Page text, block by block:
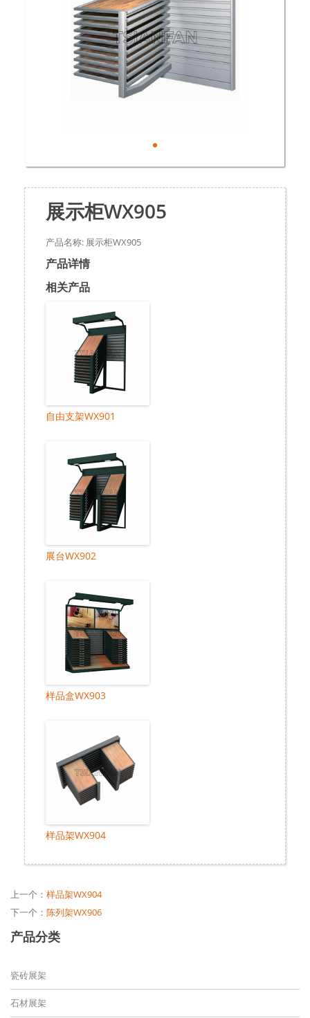
展示柜WX905
产品名称: 展示柜WX905
产品详情
相关产品
自由支架WX901
展台WX902
样品盒WX903
样品架WX904
上一个： 样品架WX904
下一个： 陈列架WX906
产品分类
瓷砖展架
石材展架